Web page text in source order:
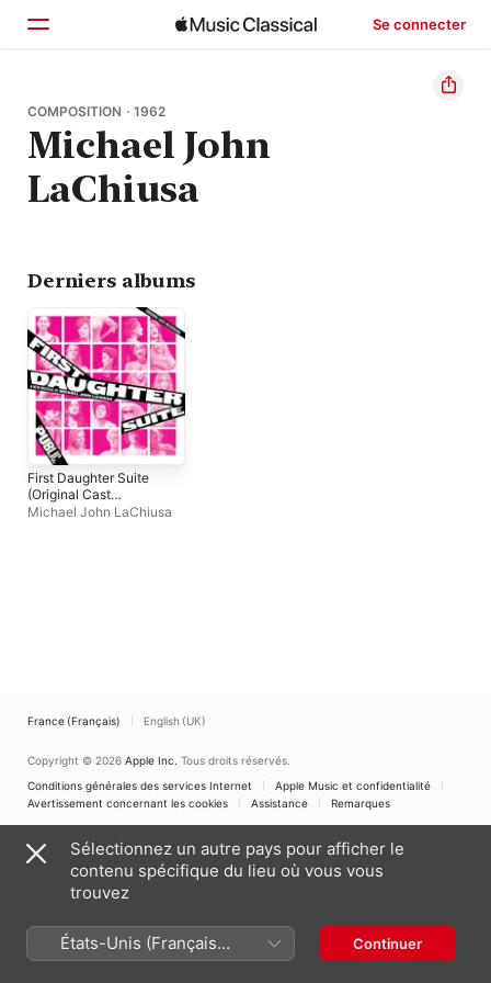
Se connecter
Accueil
Parcourir
Rechercher
COMPOSITION · 1962
Michael John
LaChiusa
Derniers albums
First Daughter Suite
(Original Cast
Recording)
Michael John LaChiusa
France (Français) English (UK)
Copyright © 2026 Apple Inc. Tous droits réservés.
Conditions générales des services Internet
Apple Music et confidentialité
Avertissement concernant les cookies
Assistance Remarques
Sélectionnez un autre pays pour afficher le
contenu spécifique du lieu où vous vous
trouvez
États-Unis (Français
France)
Continuer